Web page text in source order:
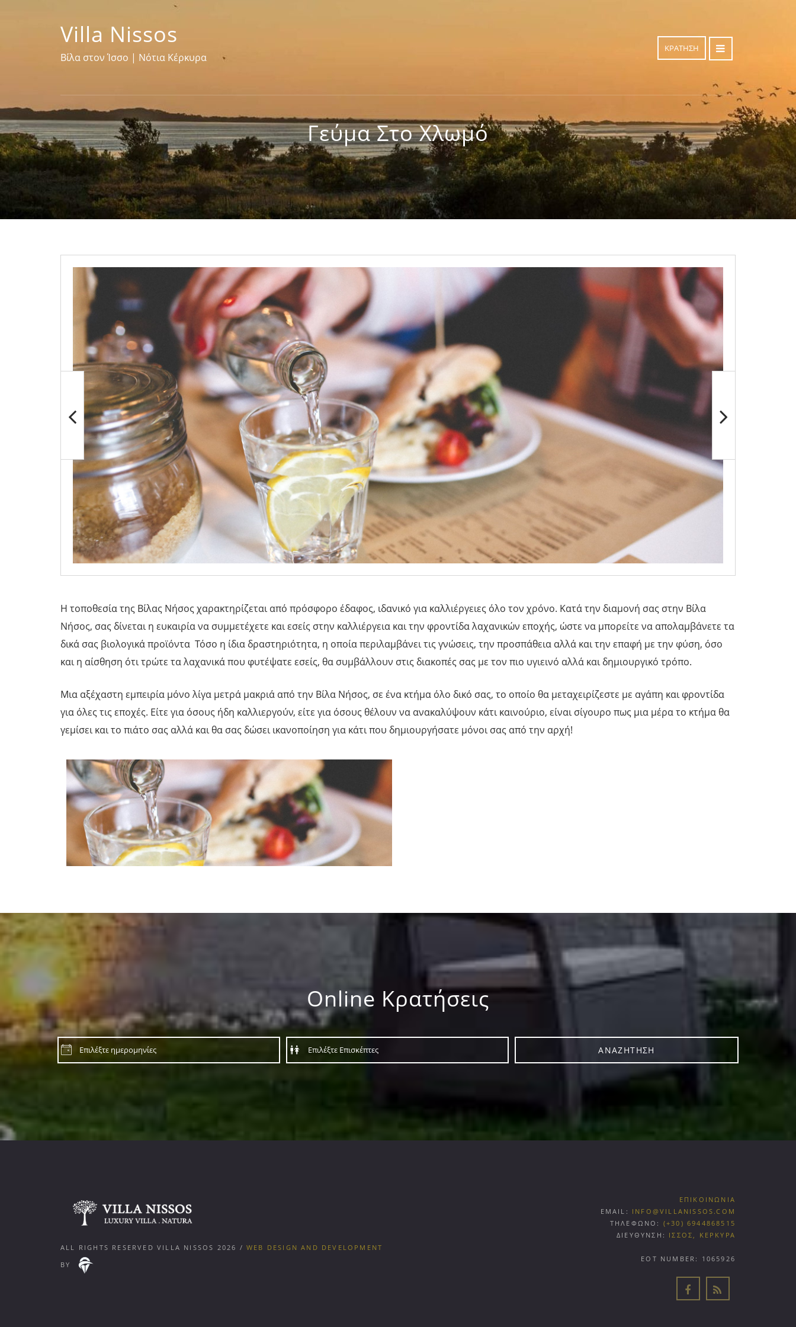
Villa Nissos
Βίλα στον Ίσσο | Νότια Κέρκυρα
ΚΡΑΤΗΣΗ
Γεύμα Στο Χλωμό
Η τοποθεσία της Βίλας Νήσος χαρακτηρίζεται από πρόσφορο έδαφος, ιδανικό για καλλιέργειες όλο τον χρόνο. Κατά την διαμονή σας στην Βίλα
Νήσος, σας δίνεται η ευκαιρία να συμμετέχετε και εσείς στην καλλιέργεια και την φροντίδα λαχανικών εποχής, ώστε να μπορείτε να απολαμβάνετε τα
δικά σας βιολογικά προϊόντα Τόσο η ίδια δραστηριότητα, η οποία περιλαμβάνει τις γνώσεις, την προσπάθεια αλλά και την επαφή με την φύση, όσο
και η αίσθηση ότι τρώτε τα λαχανικά που φυτέψατε εσείς, θα συμβάλλουν στις διακοπές σας με τον πιο υγιεινό αλλά και δημιουργικό τρόπο.
Μια αξέχαστη εμπειρία μόνο λίγα μετρά μακριά από την Βίλα Νήσος, σε ένα κτήμα όλο δικό σας, το οποίο θα μεταχειρίζεστε με αγάπη και φροντίδα
για όλες τις εποχές. Είτε για όσους ήδη καλλιεργούν, είτε για όσους θέλουν να ανακαλύψουν κάτι καινούριο, είναι σίγουρο πως μια μέρα το κτήμα θα
γεμίσει και το πιάτο σας αλλά και θα σας δώσει ικανοποίηση για κάτι που δημιουργήσατε μόνοι σας από την αρχή!
Online Κρατήσεις
ΑΝΑΖΉΤΗΣΗ
ALL RIGHTS RESERVED VILLA NISSOS 2026 /WEB DESIGN AND DEVELOPMENT
BY
ΕΠΙΚΟΙΝΩΝΙΑ
EMAIL: INFO@VILLANISSOS.COM
ΤΗΛΕΦΩΝΟ: (+30) 6944868515
ΔΙΕΥΘΥΝΣΗ: ΙΣΣΟΣ, ΚΕΡΚΥΡΑ
EOT NUMBER: 1065926